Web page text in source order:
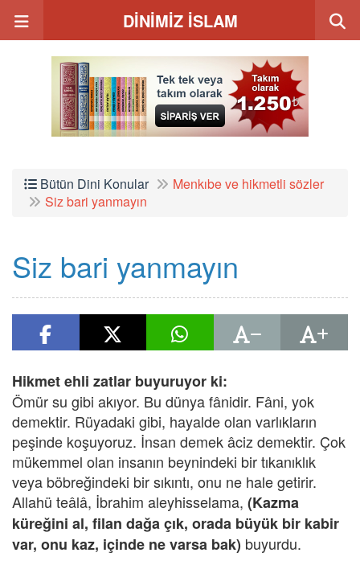
DİNİMİZ İSLAM
Bütün Dini Konular
Menkıbe ve hikmetli sözler
Siz bari yanmayın
Siz bari yanmayın
Hikmet ehli zatlar buyuruyor ki:
Ömür su gibi akıyor. Bu dünya fânidir. Fâni, yok
demektir. Rüyadaki gibi, hayalde olan varlıkların
peşinde koşuyoruz. İnsan demek âciz demektir. Çok
mükemmel olan insanın beynindeki bir tıkanıklık
veya böbreğindeki bir sıkıntı, onu ne hale getirir.
Allahü teâlâ, İbrahim aleyhisselama, (Kazma
küreğini al, filan dağa çık, orada büyük bir kabir
var, onu kaz, içinde ne varsa bak) buyurdu.